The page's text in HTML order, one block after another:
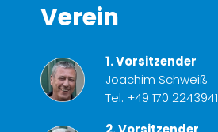
Verein
1. Vorsitzender
Joachim Schweiß
Tel: +49 170 2243941